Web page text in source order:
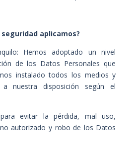
aplicamos?
Hemos adoptado un nivel
de los Datos Personales que
instalado todos los medios y
a nuestra disposición según el
evitar la pérdida, mal uso,
autorizado y robo de los Datos